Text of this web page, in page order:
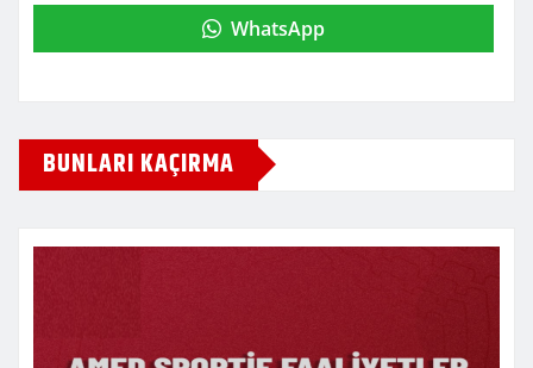
WhatsApp
BUNLARI KAÇIRMA